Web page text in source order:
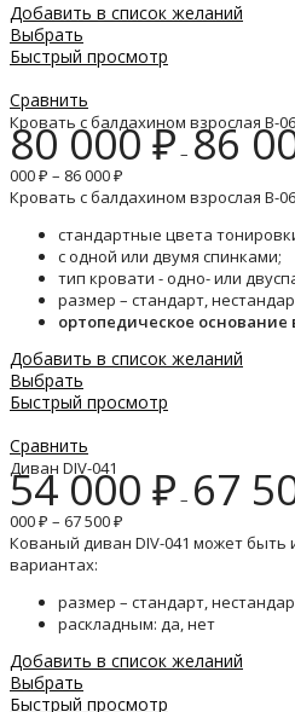
Добавить в список желаний
Выбрать
Быстрый просмотр
Сравнить
Кровать с балдахином взрослая B-
80 000₽– 86
000 ₽ – 86 000 ₽
Кровать с балдахином взрослая B-
стандартные цвета
с одной или двумя спинками;
тип кровати - одно- или
размер – стандарт,
ортопедическое основание
Добавить в список желаний
Выбрать
Быстрый просмотр
Сравнить
Диван DIV-041
54 000 ₽ – 67
000 ₽ – 67 500 ₽
Кованый диван DIV-041 может быть
вариантах:
размер – стандарт,
раскладным: да, нет
Добавить в список желаний
Выбрать
Быстрый просмотр